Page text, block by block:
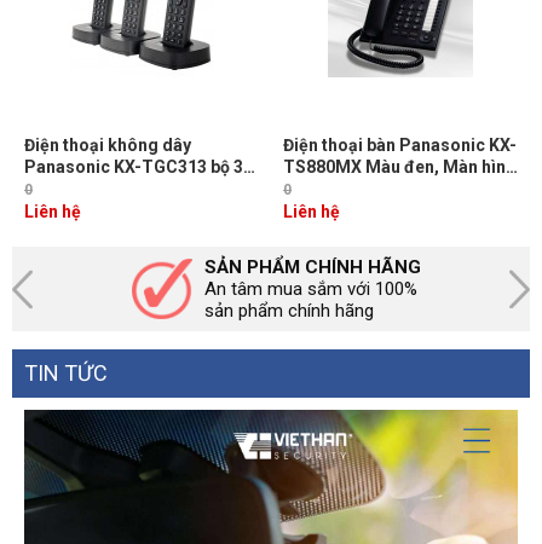
Điện thoại không dây
Panasonic KX-TGC313 bộ 3
tay con, Led hiển thị số gọi
đến, 6 số gọi nhanh, loa
0
Liên hệ
Điện thoại bàn Panasonic KX-
TS880MX Màu đen, Màn hình
LCD, Quay số nhanh
0
Liên hệ
SẢN PHẨM CHÍNH HÃNG
An tâm mua sắm với 100%
sản phẩm chính hãng
TIN TỨC